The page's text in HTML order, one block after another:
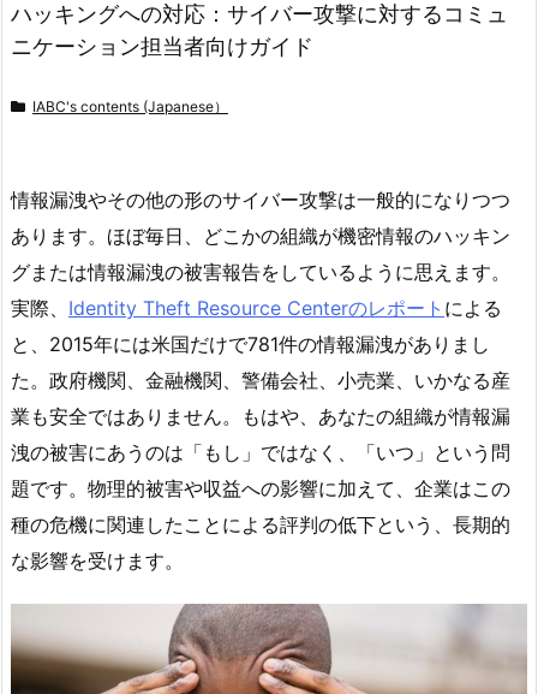
ハッキングへの対応：サイバー攻撃に対するコミュ
ニケーション担当者向けガイド
IABC's contents (Japanese）
情報漏洩やその他の形のサイバー攻撃は一般的になりつつ
あります。ほぼ毎日、どこかの組織が機密情報のハッキン
グまたは情報漏洩の被害報告をしているように思えます。
実際、 Identity Theft Resource Centerのレポート による
と、2015年には米国だけで781件の情報漏洩がありまし
た。政府機関、金融機関、警備会社、小売業、いかなる産
業も安全ではありません。もはや、あなたの組織が情報漏
洩の被害にあうのは「もし」ではなく、「いつ」という問
題です。物理的被害や収益への影響に加えて、企業はこの
種の危機に関連したことによる評判の低下という、長期的
な影響を受けます。